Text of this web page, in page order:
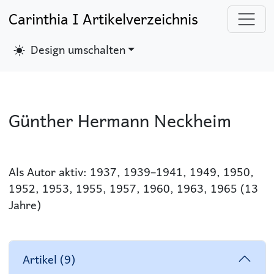
Carinthia I Artikelverzeichnis
Design umschalten
Günther Hermann Neckheim
Als Autor aktiv: 1937, 1939–1941, 1949, 1950,
1952, 1953, 1955, 1957, 1960, 1963, 1965 (13
Jahre)
Artikel (9)